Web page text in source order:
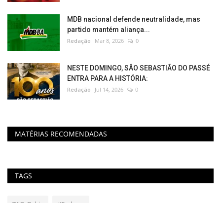
MDB nacional defende neutralidade, mas
partido mantém aliança...
Redação Mar 8, 2026 0
NESTE DOMINGO, SÃO SEBASTIÃO DO PASSÉ
ENTRA PARA A HISTÓRIA:
Redação Jul 14, 2026 0
MATÉRIAS RECOMENDADAS
TAGS